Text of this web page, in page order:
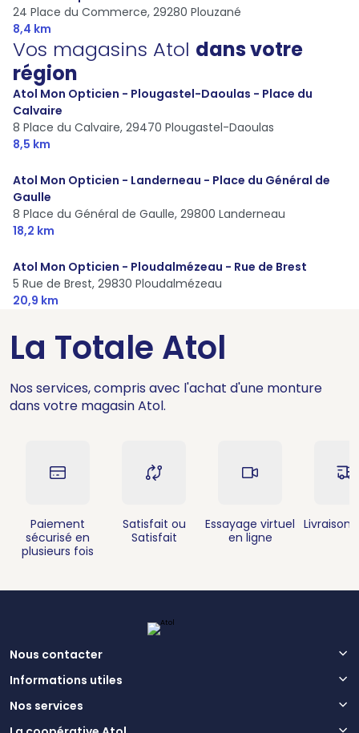
24 Place du Commerce, 29280 Plouzané
8,4 km
Vos magasins Atol dans votre
région
Atol Mon Opticien - Plougastel-Daoulas - Place du
Calvaire
8 Place du Calvaire, 29470 Plougastel-Daoulas
8,5 km
Atol Mon Opticien - Landerneau - Place du Général de
Gaulle
8 Place du Général de Gaulle, 29800 Landerneau
18,2 km
Atol Mon Opticien - Ploudalmézeau - Rue de Brest
5 Rue de Brest, 29830 Ploudalmézeau
20,9 km
La Totale Atol
Nos services, compris avec l'achat d'une monture
dans votre magasin Atol.
Paiement
sécurisé en
plusieurs fois
Satisfait ou
Satisfait
Essayage virtuel
en ligne
Livraison
Nous contacter
Informations utiles
Nos services